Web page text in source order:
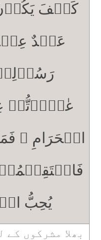
کَیۡفَ
عَہۡدٌ
رَسُوۡلِہٖۤ
عٰہَدۡتُّمۡ
الۡحَرَامِ
یُحِبُّ
بھلا مشرکوں